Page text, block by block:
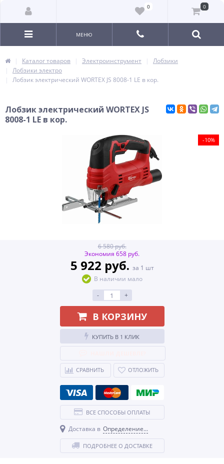
0 0
МЕНЮ
Каталог товаров Электроинструмент
Лобзики
Лобзики электро
Лобзик электрический WORTEX JS 8008-1 LE в кор.
Лобзик электрический WORTEX JS
8008-1 LE в кор.
-10%
6 580 руб.
Экономия 658 руб.
5 922 руб. за 1 шт
В наличии мало
-
+
В КОРЗИНУ
КУПИТЬ В 1 КЛИК
СРАВНИТЬ ОТЛОЖИТЬ
ВСЕ СПОСОБЫ ОПЛАТЫ
Доставка в Определение...
ПОДРОБНЕЕ О ДОСТАВКЕ